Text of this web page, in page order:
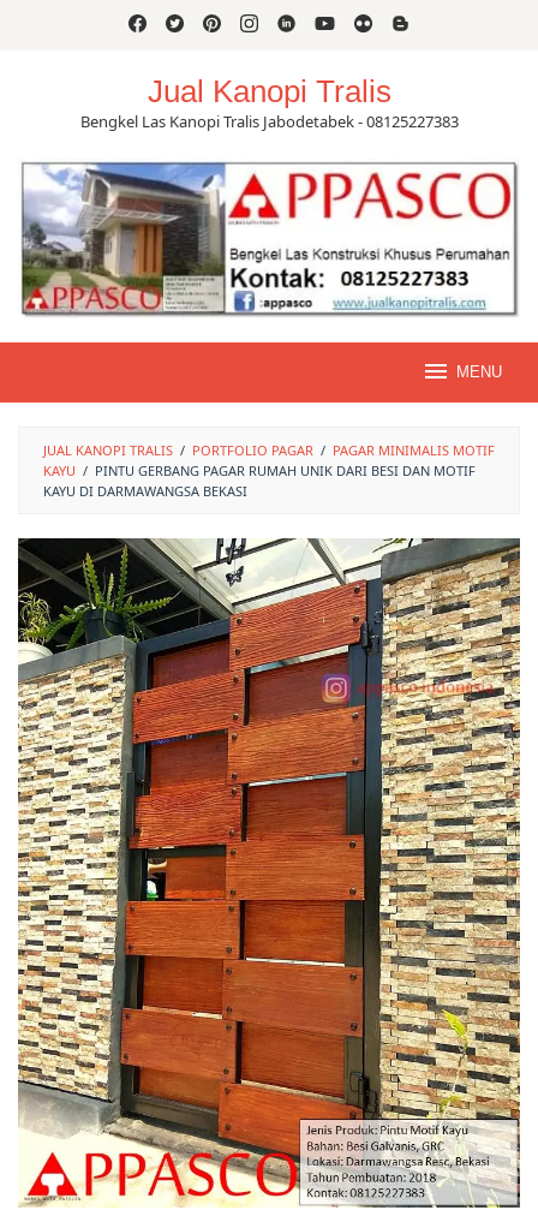
Jual Kanopi Tralis
Bengkel Las Kanopi Tralis Jabodetabek - 08125227383
MENU
JUAL KANOPI TRALIS / PORTFOLIO PAGAR / PAGAR MINIMALIS MOTIF
KAYU / PINTU GERBANG PAGAR RUMAH UNIK DARI BESI DAN MOTIF
KAYU DI DARMAWANGSA BEKASI